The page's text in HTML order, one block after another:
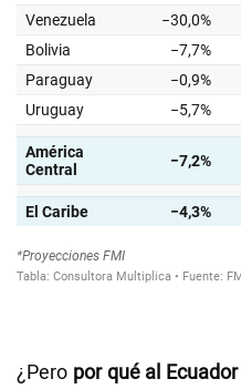
¿Pero por qué al